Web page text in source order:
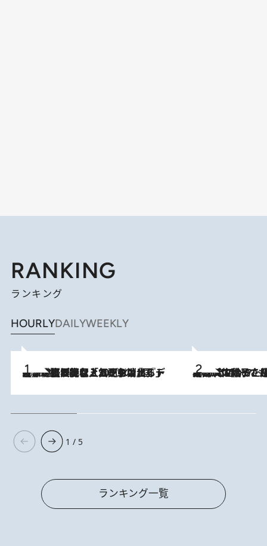
RANKING
ランキング
HOURLYDAILYWEEKLY
2026.8.5
【なぜ吉沢亮は「気配を消せる」のか？】興行収入208億の『国宝』を経て挑むミュージカル『ディア・エヴァン・ハンセン』。トップ俳優が舞台上でさらけ出した“孤独”とは 2026.8.5
【阿川佐和子さんの年とる力】なぜ70代で始めた趣味は“こんなに楽しい”のか？ ピアノ、俳句…スランプに陥っても続けられる“ある秘訣”とは
1 / 5
ランキング一覧